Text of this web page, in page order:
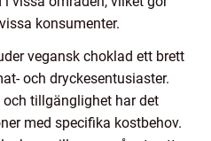
konsumenter.
vegansk choklad ett brett
och dryckesentusiaster.
tillgänglighet har det
med specifika kostbehov.